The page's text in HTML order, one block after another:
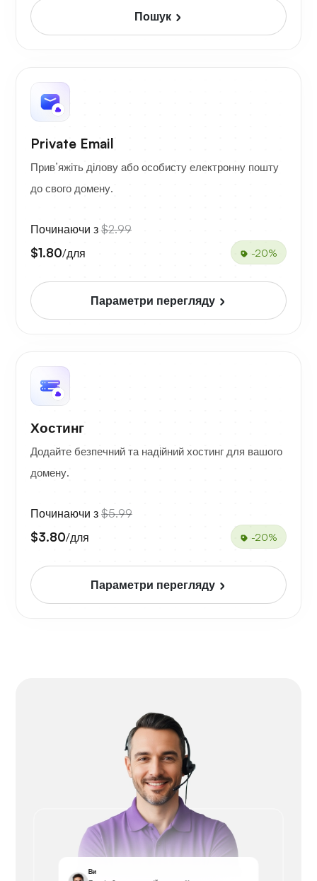
Пошук
Private Email
Прив’яжіть ділову або особисту електронну пошту
до свого домену.
Починаючи з $2.99
$1.80/для -20%
Параметри перегляду
Хостинг
Додайте безпечний та надійний хостинг для вашого
домену.
Починаючи з $5.99
$3.80/для -20%
Параметри перегляду
Ви